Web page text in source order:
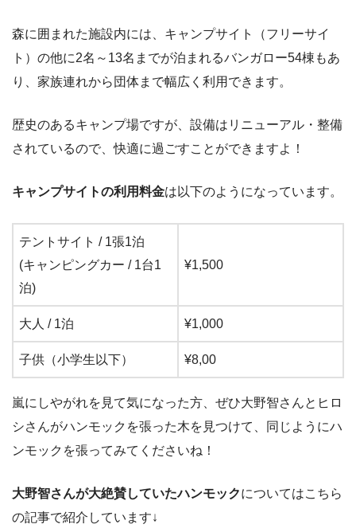
森に囲まれた施設内には、キャンプサイト（フリーサイ
ト）の他に2名～13名までが泊まれるバンガロー54棟もあ
り、家族連れから団体まで幅広く利用できます。
歴史のあるキャンプ場ですが、設備はリニューアル・整備
されているので、快適に過ごすことができますよ！
キャンプサイトの利用料金は以下のようになっています。
テントサイト / 1張1泊
(キャンピングカー / 1台1
泊)
¥1,500
大人 / 1泊 ¥1,000
子供（小学生以下） ¥8,00
嵐にしやがれを見て気になった方、ぜひ大野智さんとヒロ
シさんがハンモックを張った木を見つけて、同じようにハ
ンモックを張ってみてくださいね！
大野智さんが大絶賛していたハンモックについてはこちら
の記事で紹介しています↓